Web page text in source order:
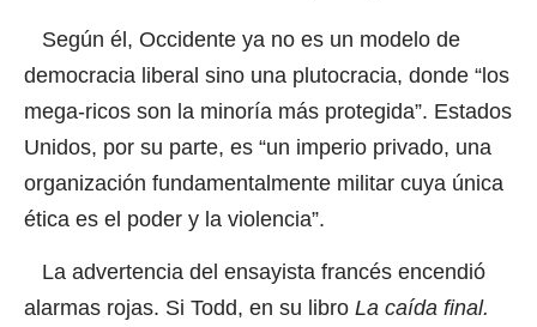
Según él, Occidente ya no es un modelo de
democracia liberal sino una plutocracia, donde “los
mega-ricos son la minoría más protegida”. Estados
Unidos, por su parte, es “un imperio privado, una
organización fundamentalmente militar cuya única
ética es el poder y la violencia”.
La advertencia del ensayista francés encendió
alarmas rojas. Si Todd, en su libro La caída final.